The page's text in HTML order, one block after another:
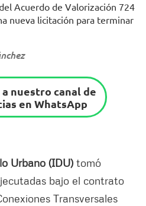
Acuerdo de Valorización 724
nueva licitación para terminar
nuestro canal de
en WhatsApp
Urbano (IDU) tomó
bajo el contrato
Transversales